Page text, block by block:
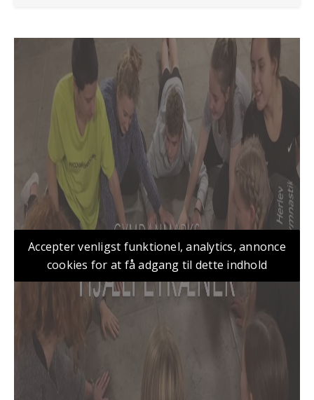
Accepter venligst funktionel, analytics, annonce
cookies for at få adgang til dette indhold